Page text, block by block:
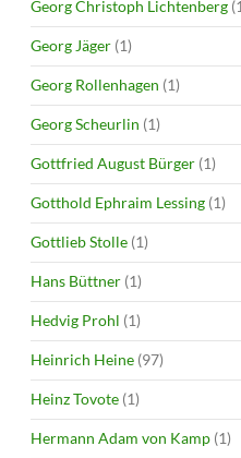
Georg Christoph Lichtenberg
Georg Jäger (1)
Georg Rollenhagen (1)
Georg Scheurlin (1)
Gottfried August Bürger (1)
Gotthold Ephraim Lessing (1)
Gottlieb Stolle (1)
Hans Büttner (1)
Hedvig Prohl (1)
Heinrich Heine (97)
Heinz Tovote (1)
Hermann Adam von Kamp (1)